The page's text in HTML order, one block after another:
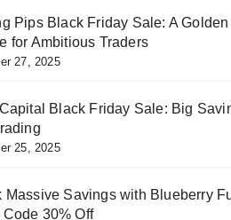
Pips Black Friday Sale: A Golden
for Ambitious Traders
27, 2025
Black Friday Sale: Big
25, 2025
Massive Savings with Blueberry
Code 30% Off